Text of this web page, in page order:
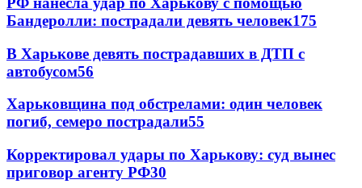
Бандеролли: пострадали девять человек175
В Харькове девять пострадавших в ДТП с
автобусом56
Харьковщина под обстрелами: один человек
погиб, семеро пострадали55
Корректировал удары по Харькову: суд вынес
приговор агенту РФ30